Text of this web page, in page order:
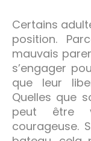
Certains
position.
mauvais
s’engager
que leur
Quelles que
peut être
courageuse.